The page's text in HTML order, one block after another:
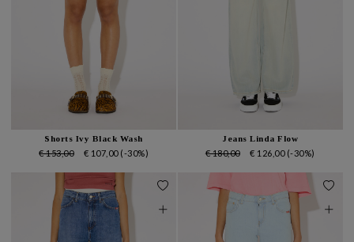
Shorts Ivy Black Wash
€ 153,00 € 107,00 (-30%)
Jeans Linda Flow
€ 180,00 € 126,00 (-30%)